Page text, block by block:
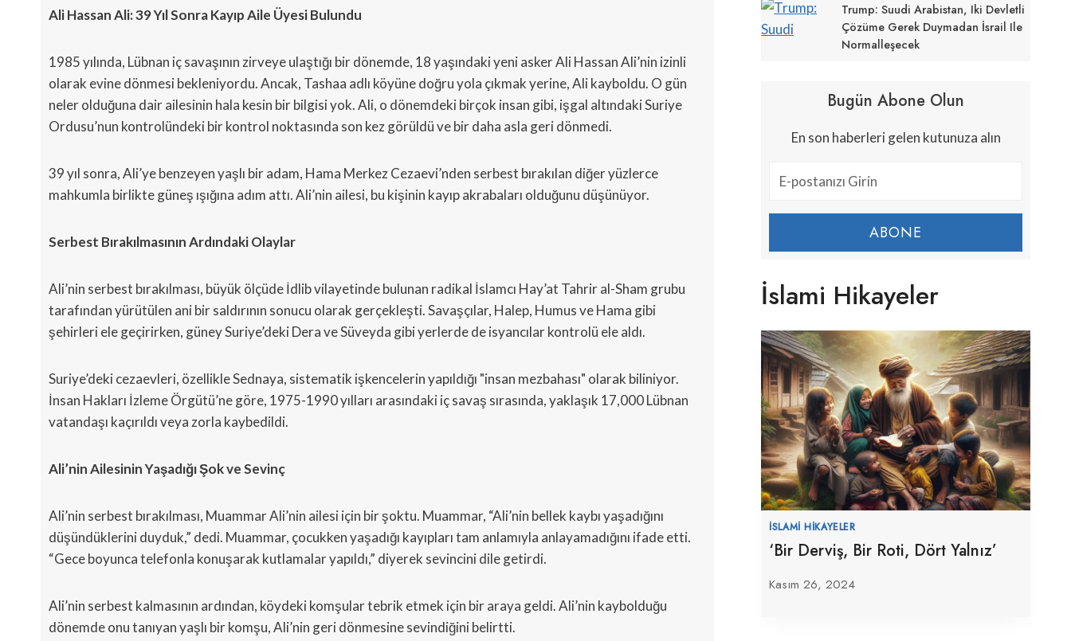
Ali Hassan Ali: 39 Yıl Sonra Kayıp Aile Üyesi Bulundu
1985 yılında, Lübnan iç savaşının zirveye ulaştığı bir dönemde, 18 yaşındaki yeni asker Ali Hassan Ali’nin izinli
olarak evine dönmesi bekleniyordu. Ancak, Tashaa adlı köyüne doğru yola çıkmak yerine, Ali kayboldu. O gün
neler olduğuna dair ailesinin hala kesin bir bilgisi yok. Ali, o dönemdeki birçok insan gibi, işgal altındaki Suriye
Ordusu’nun kontrolündeki bir kontrol noktasında son kez görüldü ve bir daha asla geri dönmedi.
39 yıl sonra, Ali’ye benzeyen yaşlı bir adam, Hama Merkez Cezaevi’nden serbest bırakılan diğer yüzlerce
mahkumla birlikte güneş ışığına adım attı. Ali’nin ailesi, bu kişinin kayıp akrabaları olduğunu düşünüyor.
Serbest Bırakılmasının Ardındaki Olaylar
Ali’nin serbest bırakılması, büyük ölçüde İdlib vilayetinde bulunan radikal İslamcı Hay’at Tahrir al-Sham grubu
tarafından yürütülen ani bir saldırının sonucu olarak gerçekleşti. Savaşçılar, Halep, Humus ve Hama gibi
şehirleri ele geçirirken, güney Suriye’deki Dera ve Süveyda gibi yerlerde de isyancılar kontrolü ele aldı.
Suriye’deki cezaevleri, özellikle Sednaya, sistematik işkencelerin yapıldığı "insan mezbahası" olarak biliniyor.
İnsan Hakları İzleme Örgütü’ne göre, 1975-1990 yılları arasındaki iç savaş sırasında, yaklaşık 17,000 Lübnan
vatandaşı kaçırıldı veya zorla kaybedildi.
Ali’nin Ailesinin Yaşadığı Şok ve Sevinç
Ali’nin serbest bırakılması, Muammar Ali’nin ailesi için bir şoktu. Muammar, “Ali’nin bellek kaybı yaşadığını
düşündüklerini duyduk,” dedi. Muammar, çocukken yaşadığı kayıpları tam anlamıyla anlayamadığını ifade etti.
“Gece boyunca telefonla konuşarak kutlamalar yapıldı,” diyerek sevincini dile getirdi.
Ali’nin serbest kalmasının ardından, köydeki komşular tebrik etmek için bir araya geldi. Ali’nin kaybolduğu
dönemde onu tanıyan yaşlı bir komşu, Ali’nin geri dönmesine sevindiğini belirtti.
Trump: Suudi Arabistan, Iki Devletli
Çözüme Gerek Duymadan İsrail Ile
Normalleşecek
Bugün Abone Olun
En son haberleri gelen kutunuza alın
ABONE
İslami Hikayeler
İSLAMI HIKAYELER
‘Bir Derviş, Bir Roti, Dört Yalnız’
Kasım 26, 2024